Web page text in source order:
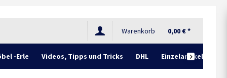
Warenkorb 0,00 € *
-Erle Videos, Tipps und Tricks DHL Einzelartikel
